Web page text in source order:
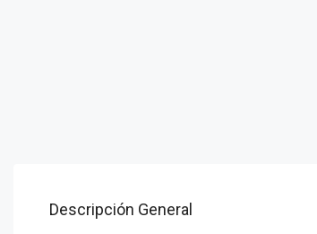
Descripción General